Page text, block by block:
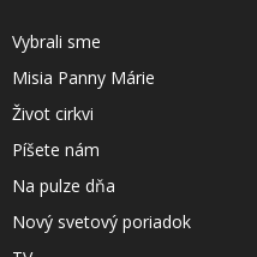
Vybrali sme
Misia Panny Márie
Život cirkvi
Píšete nám
Na pulze dňa
Nový svetový poriadok